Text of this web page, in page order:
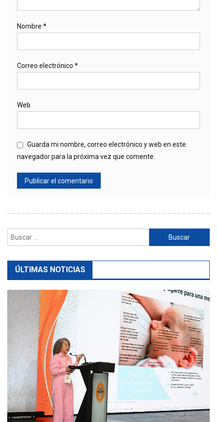
Nombre *
Correo electrónico *
Web
Guarda mi nombre, correo electrónico y web en este
navegador para la próxima vez que comente.
Buscar:
ÚLTIMAS NOTICIAS